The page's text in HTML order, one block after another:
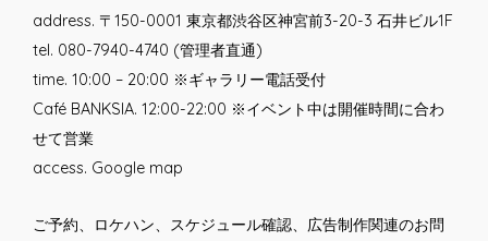
address. 〒150-0001 東京都渋谷区神宮前3-20-3 石井ビル1F
tel. 080-7940-4740 (管理者直通)
time. 10:00 – 20:00 ※ギャラリー電話受付
Café BANKSIA. 12:00-22:00 ※イベント中は開催時間に合わ
せて営業
access. Google map
ご予約、ロケハン、スケジュール確認、広告制作関連のお問